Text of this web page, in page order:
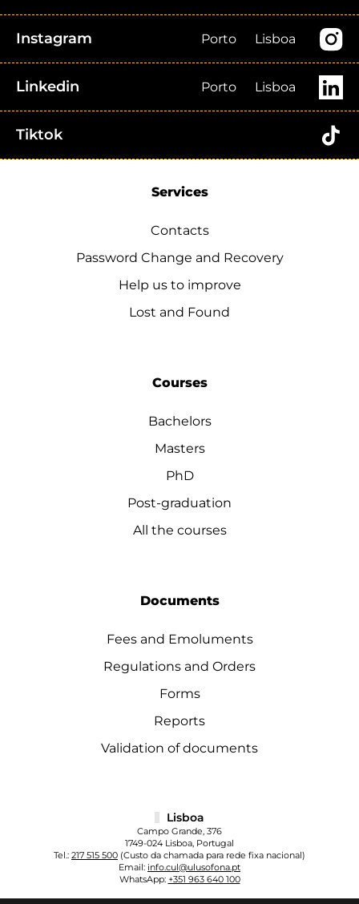
Instagram Porto Lisboa
Linkedin Porto Lisboa
Tiktok
Services
Contacts
Password Change and Recovery
Help us to improve
Lost and Found
Courses
Bachelors
Masters
PhD
Post-graduation
All the courses
Documents
Fees and Emoluments
Regulations and Orders
Forms
Reports
Validation of documents
Lisboa
Campo Grande, 376
1749-024 Lisboa, Portugal
Tel.: 217 515 500 (Custo da chamada para rede fixa nacional)
Email: info.cul@ulusofona.pt
WhatsApp: +351 963 640 100